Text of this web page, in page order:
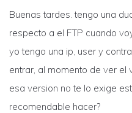
Buenas tardes. tengo una
respecto a el FTP cuando
yo tengo una ip, user y
entrar, al momento de ver el
esa version no te lo exige
recomendable hacer?